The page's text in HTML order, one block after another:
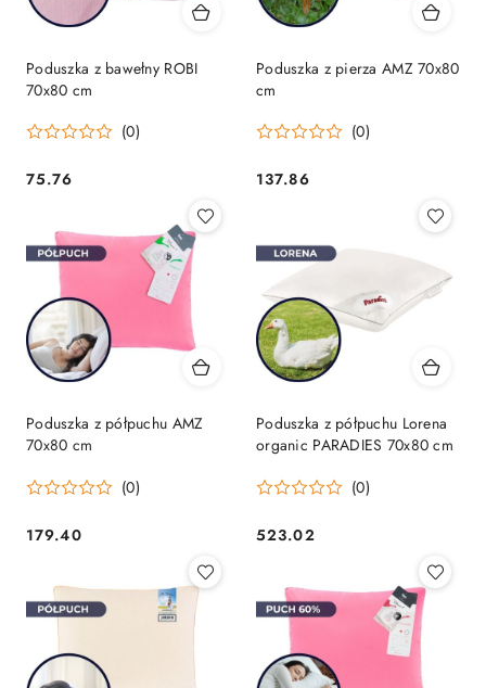
Poduszka z bawełny ROBI
70x80 cm
(0)
Cena:
75.76
Poduszka z pierza AMZ 70x80
cm
(0)
Cena:
137.86
Poduszka z półpuchu AMZ
70x80 cm
(0)
Cena:
179.40
Poduszka z półpuchu Lorena
organic PARADIES 70x80 cm
(0)
Cena:
523.02